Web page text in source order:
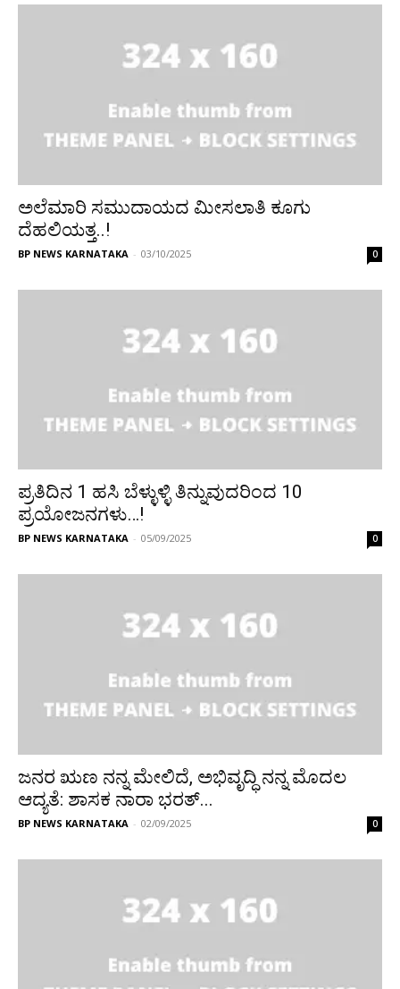
ಅಲೆಮಾರಿ ಸಮುದಾಯದ‌ ಮೀಸಲಾತಿ ಕೂಗು
ದೆಹಲಿಯತ್ತ..!
BP NEWS KARNATAKA - 03/10/2025 0
ಪ್ರತಿದಿನ 1 ಹಸಿ ಬೆಳ್ಳುಳ್ಳಿ ತಿನ್ನುವುದರಿಂದ 10
ಪ್ರಯೋಜನಗಳು…!
BP NEWS KARNATAKA - 05/09/2025 0
ಜನರ ಋಣ ನನ್ನ ಮೇಲಿದೆ, ಅಭಿವೃದ್ಧಿ ನನ್ನ ಮೊದಲ
ಆದ್ಯತೆ: ಶಾಸಕ ನಾರಾ ಭರತ್...
BP NEWS KARNATAKA - 02/09/2025 0